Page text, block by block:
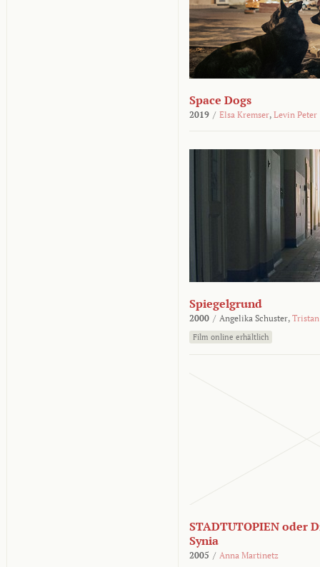
Space Dogs
2019 / Elsa Kremser, Levin Peter
Spiegelgrund
2000 / Angelika Schuster,
Film online erhältlich
STADTUTOPIEN oder
Synia
2005 / Anna Martinetz